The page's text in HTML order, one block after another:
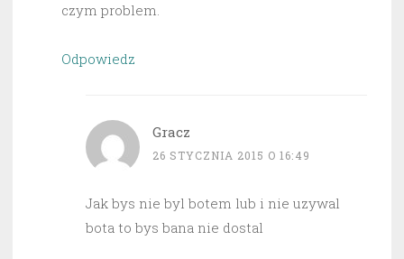
czym problem.
Odpowiedz
Gracz
26 STYCZNIA 2015 O 16:49
Jak bys nie byl botem lub i nie uzywal
bota to bys bana nie dostal